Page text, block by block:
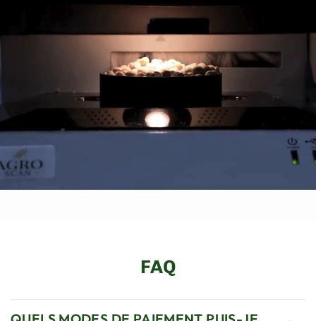
PROPOSDENOUS
FAQ